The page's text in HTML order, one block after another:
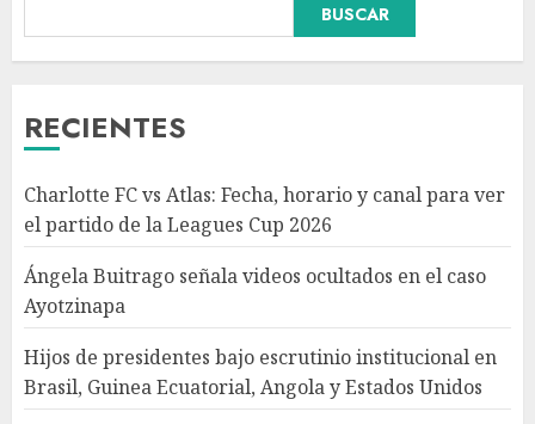
BUSCAR
RECIENTES
Charlotte FC vs Atlas: Fecha, horario y canal para ver
el partido de la Leagues Cup 2026
Ángela Buitrago señala videos ocultados en el caso
Ayotzinapa
Hijos de presidentes bajo escrutinio institucional en
Brasil, Guinea Ecuatorial, Angola y Estados Unidos
3
Hijos de presidentes bajo
4
Colombia despide al gobierno
de cambio de Gustavo Petro
transformaciones y desafíos
Investiga Ssa brote de